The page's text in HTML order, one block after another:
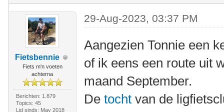
Fietsbennie
Fiets m'n voeten
achterna
Berichten: 1.879
Topics: 45
Lid sinds: May 2018
29-Aug-2023, 03:37 PM
Aangezien Tonnie een
of ik eens een route uit
maand September.
Detocht van de